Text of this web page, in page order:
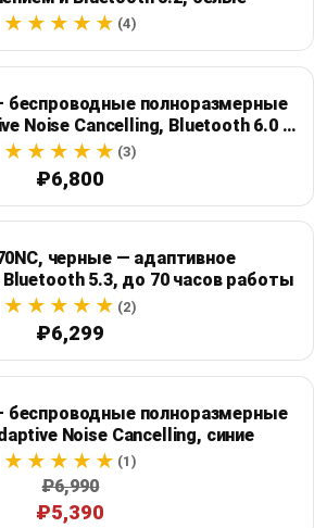
(4)
беспроводные полноразмерные
Noise Cancelling, Bluetooth 6.0 и
до 76 часов
(3)
₽6,800
черные — адаптивное
5.3, до 70 часов работы
(2)
₽6,299
беспроводные полноразмерные
Noise Cancelling, синие
(1)
₽6,990
₽5,390